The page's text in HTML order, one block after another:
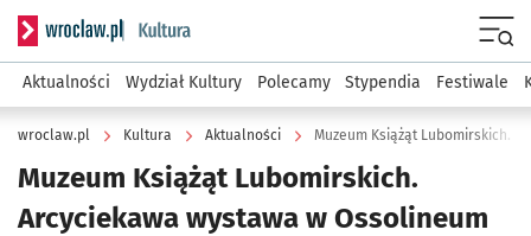
Serwis informacyjny wroclaw.pl podserwis: Kultura
Aktualności Wydział Kultury Polecamy Stypendia Festiwale
wroclaw.pl Kultura Aktualności Muzeum Książąt Lubomirskich.
Muzeum Książąt Lubomirskich.
Arcyciekawa wystawa w Ossolineum